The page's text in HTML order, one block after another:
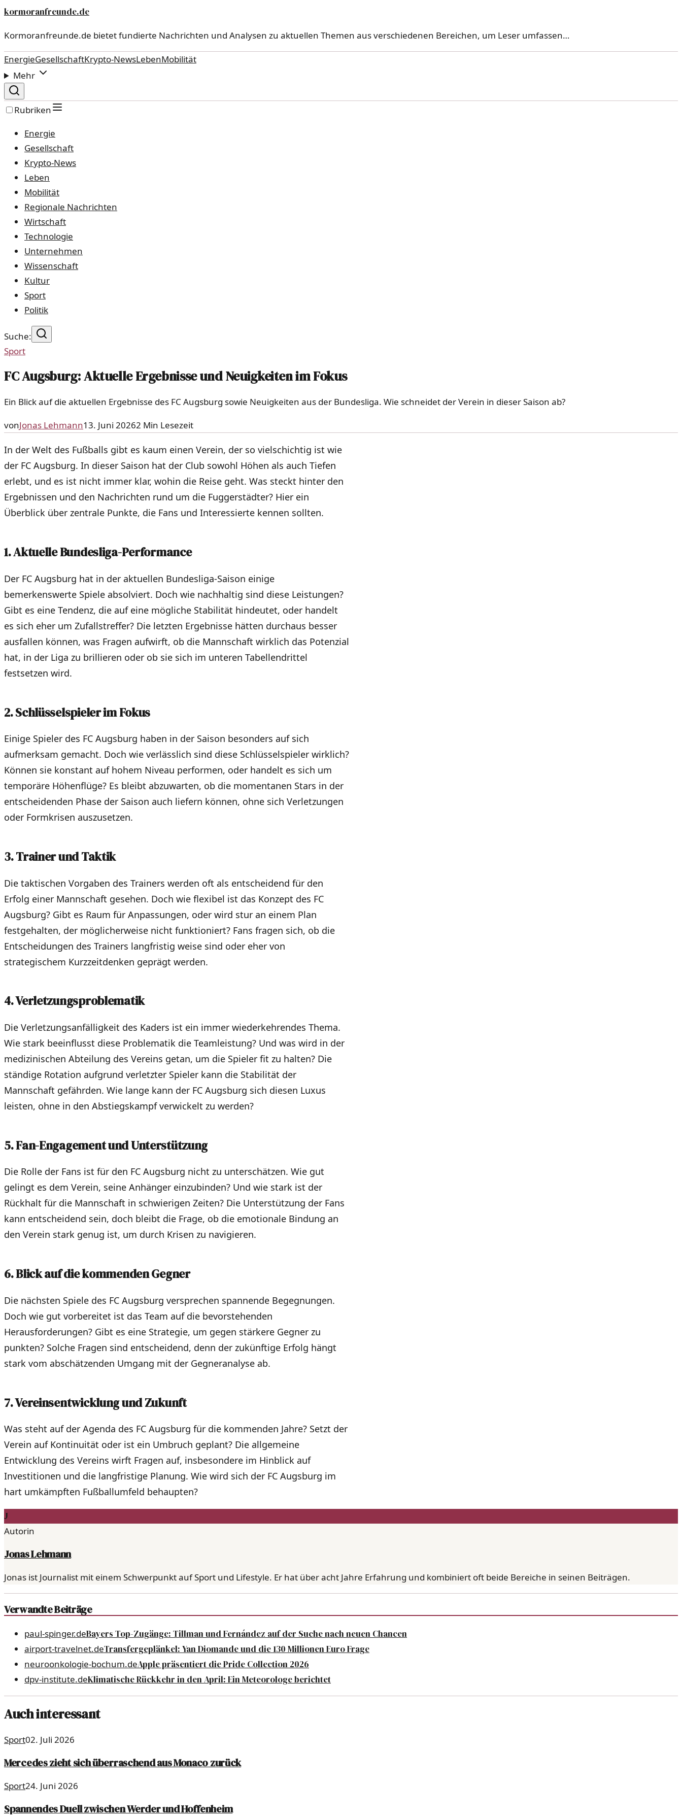
kormoranfreunde.de
Kormoranfreunde.de bietet fundierte Nachrichten und Analysen zu aktuellen Themen aus verschiedenen Bereichen, um Leser umfassen…
EnergieGesellschaftKrypto-NewsLebenMobilität
Mehr
Rubriken
Energie
Gesellschaft
Krypto-News
Leben
Mobilität
Regionale Nachrichten
Wirtschaft
Technologie
Unternehmen
Wissenschaft
Kultur
Sport
Politik
Suche:
Sport
FC Augsburg: Aktuelle Ergebnisse und Neuigkeiten im Fokus
Ein Blick auf die aktuellen Ergebnisse des FC Augsburg sowie Neuigkeiten aus der Bundesliga. Wie schneidet der Verein in dieser Saison ab?
vonJonas Lehmann13. Juni 20262 Min Lesezeit
In der Welt des Fußballs gibt es kaum einen Verein, der so vielschichtig ist wie
der FC Augsburg. In dieser Saison hat der Club sowohl Höhen als auch Tiefen
erlebt, und es ist nicht immer klar, wohin die Reise geht. Was steckt hinter den
Ergebnissen und den Nachrichten rund um die Fuggerstädter? Hier ein
Überblick über zentrale Punkte, die Fans und Interessierte kennen sollten.
1. Aktuelle Bundesliga-Performance
Der FC Augsburg hat in der aktuellen Bundesliga-Saison einige
bemerkenswerte Spiele absolviert. Doch wie nachhaltig sind diese Leistungen?
Gibt es eine Tendenz, die auf eine mögliche Stabilität hindeutet, oder handelt
es sich eher um Zufallstreffer? Die letzten Ergebnisse hätten durchaus besser
ausfallen können, was Fragen aufwirft, ob die Mannschaft wirklich das Potenzial
hat, in der Liga zu brillieren oder ob sie sich im unteren Tabellendrittel
festsetzen wird.
2. Schlüsselspieler im Fokus
Einige Spieler des FC Augsburg haben in der Saison besonders auf sich
aufmerksam gemacht. Doch wie verlässlich sind diese Schlüsselspieler wirklich?
Können sie konstant auf hohem Niveau performen, oder handelt es sich um
temporäre Höhenflüge? Es bleibt abzuwarten, ob die momentanen Stars in der
entscheidenden Phase der Saison auch liefern können, ohne sich Verletzungen
oder Formkrisen auszusetzen.
3. Trainer und Taktik
Die taktischen Vorgaben des Trainers werden oft als entscheidend für den
Erfolg einer Mannschaft gesehen. Doch wie flexibel ist das Konzept des FC
Augsburg? Gibt es Raum für Anpassungen, oder wird stur an einem Plan
festgehalten, der möglicherweise nicht funktioniert? Fans fragen sich, ob die
Entscheidungen des Trainers langfristig weise sind oder eher von
strategischem Kurzzeitdenken geprägt werden.
4. Verletzungsproblematik
Die Verletzungsanfälligkeit des Kaders ist ein immer wiederkehrendes Thema.
Wie stark beeinflusst diese Problematik die Teamleistung? Und was wird in der
medizinischen Abteilung des Vereins getan, um die Spieler fit zu halten? Die
ständige Rotation aufgrund verletzter Spieler kann die Stabilität der
Mannschaft gefährden. Wie lange kann der FC Augsburg sich diesen Luxus
leisten, ohne in den Abstiegskampf verwickelt zu werden?
5. Fan-Engagement und Unterstützung
Die Rolle der Fans ist für den FC Augsburg nicht zu unterschätzen. Wie gut
gelingt es dem Verein, seine Anhänger einzubinden? Und wie stark ist der
Rückhalt für die Mannschaft in schwierigen Zeiten? Die Unterstützung der Fans
kann entscheidend sein, doch bleibt die Frage, ob die emotionale Bindung an
den Verein stark genug ist, um durch Krisen zu navigieren.
6. Blick auf die kommenden Gegner
Die nächsten Spiele des FC Augsburg versprechen spannende Begegnungen.
Doch wie gut vorbereitet ist das Team auf die bevorstehenden
Herausforderungen? Gibt es eine Strategie, um gegen stärkere Gegner zu
punkten? Solche Fragen sind entscheidend, denn der zukünftige Erfolg hängt
stark vom abschätzenden Umgang mit der Gegneranalyse ab.
7. Vereinsentwicklung und Zukunft
Was steht auf der Agenda des FC Augsburg für die kommenden Jahre? Setzt der
Verein auf Kontinuität oder ist ein Umbruch geplant? Die allgemeine
Entwicklung des Vereins wirft Fragen auf, insbesondere im Hinblick auf
Investitionen und die langfristige Planung. Wie wird sich der FC Augsburg im
hart umkämpften Fußballumfeld behaupten?
J
Autorin
Jonas Lehmann
Jonas ist Journalist mit einem Schwerpunkt auf Sport und Lifestyle. Er hat über acht Jahre Erfahrung und kombiniert oft beide Bereiche in seinen Beiträgen.
Verwandte Beiträge
paul-spinger.deBayers Top-Zugänge: Tillman und Fernández auf der Suche nach neuen Chancen
airport-travelnet.deTransfergeplänkel: Yan Diomande und die 130 Millionen Euro Frage
neuroonkologie-bochum.deApple präsentiert die Pride Collection 2026
dpv-institute.deKlimatische Rückkehr in den April: Ein Meteorologe berichtet
Auch interessant
Sport02. Juli 2026
Mercedes zieht sich überraschend aus Monaco zurück
Sport24. Juni 2026
Spannendes Duell zwischen Werder und Hoffenheim